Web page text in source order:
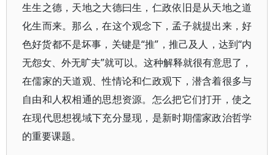
生生之德，天地之大德曰生，仁政依旧是从天地之道
化生而来。那么，在这个观念下，孟子就提出来，好
色好货都不是坏事，关键是“推”，推己及人，达到“内
无怨女、外无旷夫”就可以。这种解释就很有意思了，
在儒家的天道观、性情论和仁政观下，潜含着很多与
自由和人权相通的思想资源。怎么把它们打开，使之
在现代思想视域下充分显现，是新时期儒家政治哲学
的重要课题。